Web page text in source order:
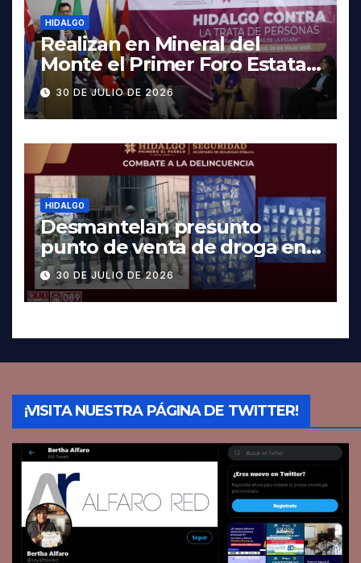
HIDALGO
Realizan en Mineral del
Monte el Primer Foro Estatal
contra la Trata de Personas
30 DE JULIO DE 2026
HIDALGO
Desmantelan presunto
punto de venta de droga en
Pachuca; hay dos detenidos
30 DE JULIO DE 2026
¡VISITA NUESTRA PÁGINA DE TWITTER!